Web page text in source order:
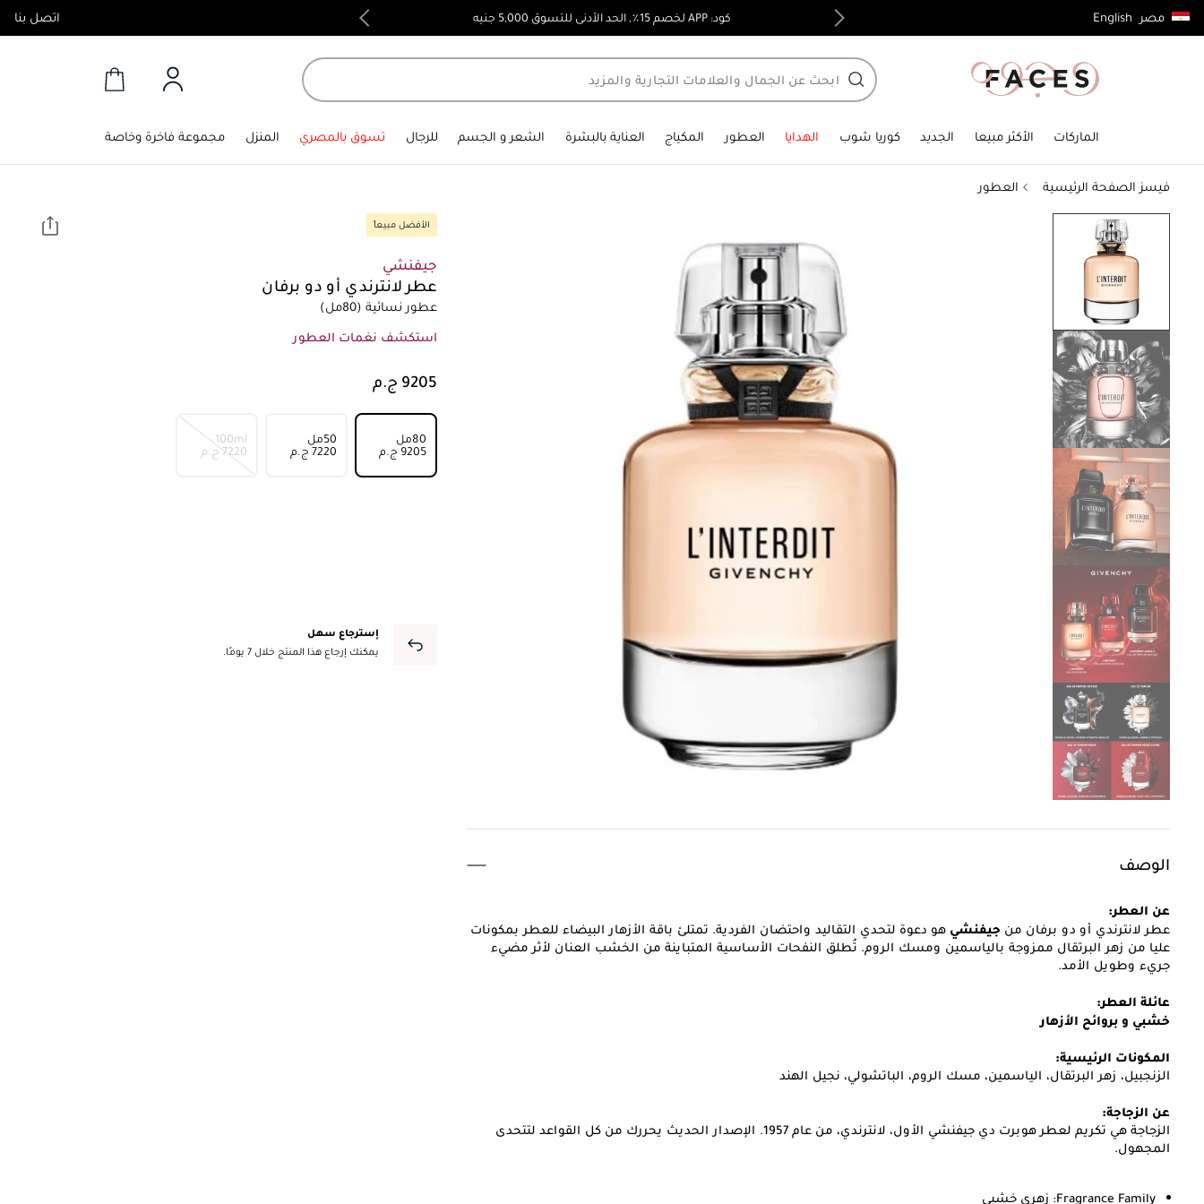
مصر English اتصل بنا كود: APP لخصم 15٪, الحد الأدنى للتسوق 5,000 جنيه توصيل مجاني لجميع الطلبات فوق 4,000ج.م
الماركات الأكثر مبيعا الجديد كوريا شوب الهدايا العطور المكياج العناية بالبشرة الشعر و الجسم للرجال تسوق بالمصري المنزل مجموعة فاخرة وخاصة
فيسز الصفحة الرئيسية العطور
الوصف
عن العطر:
عطر لانترندي أو دو برفان من جيفنشي هو دعوة لتحدي التقاليد واحتضان الفردية. تمتلئ باقة الأزهار البيضاء للعطر بمكونات
عليا من زهر البرتقال ممزوجة بالياسمين ومسك الروم. تُطلق النفحات الأساسية المتباينة من الخشب العنان لأثر مضيء
جريء وطويل الأمد.
عائلة العطر:
خشبي و بروائح الأزهار
المكونات الرئيسية:
الزنجبيل، زهر البرتقال، الياسمين، مسك الروم، الباتشولي، نجيل الهند
عن الزجاجة:
الزجاجة هي تكريم لعطر هوبرت دي جيفنشي الأول، لانترندي، من عام 1957. الإصدار الحديث يحررك من كل القواعد لتتحدى
المجهول.
Fragrance Family: زهري خشبي
الأفضل مبيعاً
جيفنشي
عطر لانترندي أو دو برفان
عطور نسائية (80مل)
استكشف نغمات العطور
80مل
⁦9205⁩ ج.م
50مل
⁦7220⁩ ج.م
100ml
⁦7220⁩ ج.م
إسترجاع سهل
يمكنك إرجاع هذا المنتج خلال 7 يومًا.